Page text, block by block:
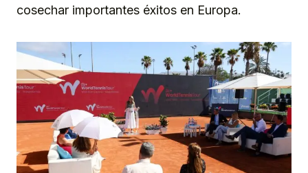
cosechar importantes éxitos en Europa.